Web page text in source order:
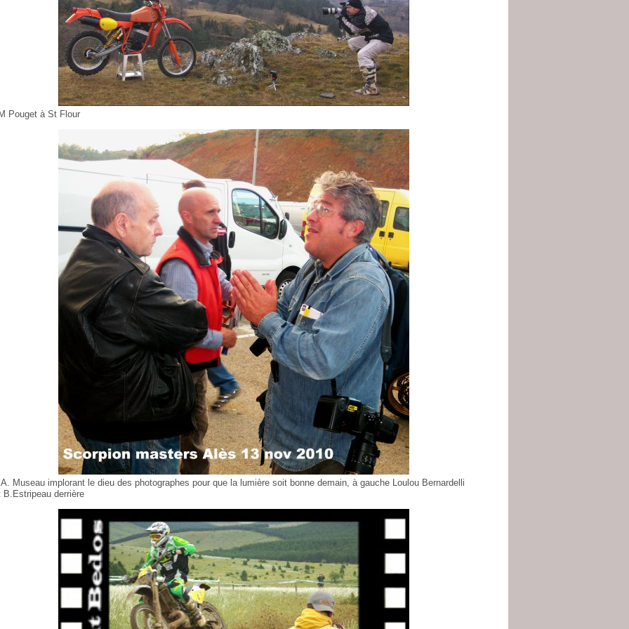
Pouget à St Flour
Museau implorant le dieu des photographes pour que la lumière soit bonne demain, à gauche Loulou Bernardelli
B.Estripeau derrière